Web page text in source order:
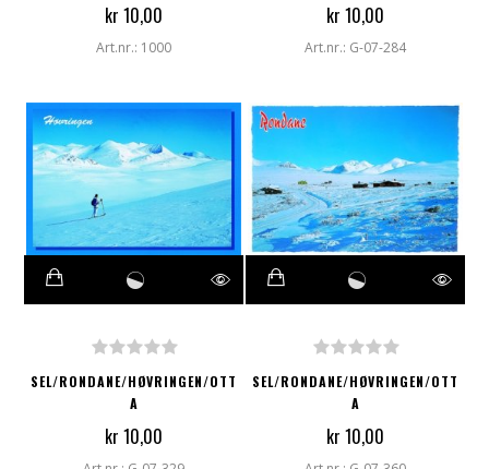
kr 10,00
Art.nr.: 1000
kr 10,00
Art.nr.: G-07-284
SEL/RONDANE/HØVRINGEN/OTT
A
kr 10,00
SEL/RONDANE/HØVRINGEN/OTT
A
kr 10,00